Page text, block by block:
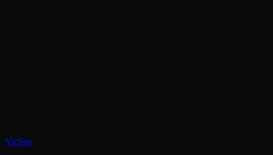
VicSee